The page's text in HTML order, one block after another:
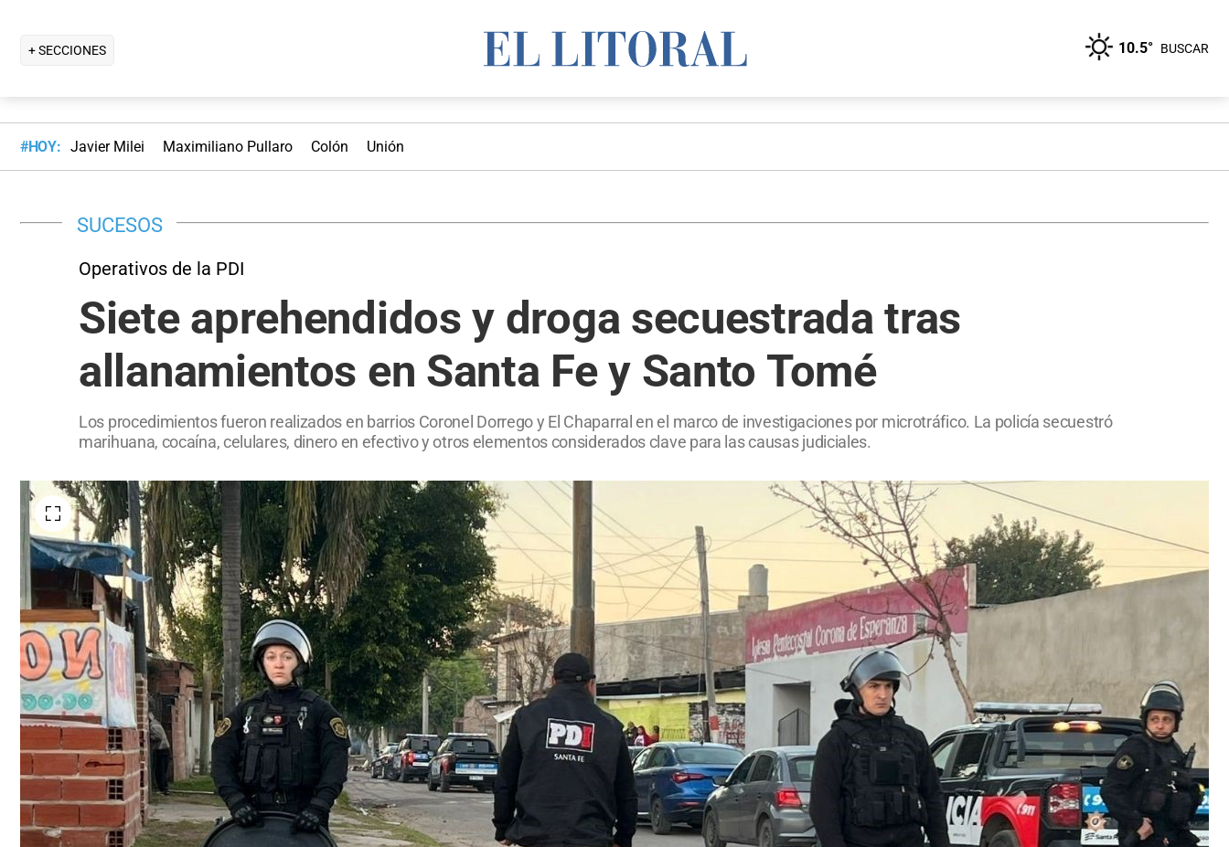
+ SECCIONES 10.5° BUSCAR
#HOY: Javier Milei Maximiliano Pullaro Colón Unión
SUCESOS
Operativos de la PDI
Siete aprehendidos y droga secuestrada tras
allanamientos en Santa Fe y Santo Tomé
Los procedimientos fueron realizados en barrios Coronel Dorrego y El Chaparral en el marco de investigaciones por microtráfico. La policía secuestró
marihuana, cocaína, celulares, dinero en efectivo y otros elementos considerados clave para las causas judiciales.